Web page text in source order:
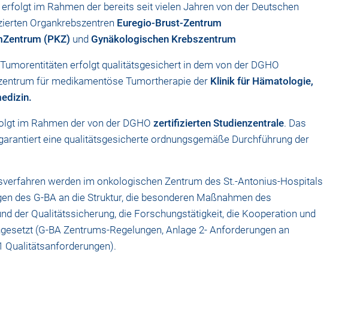
im Rahmen der bereits seit vielen Jahren von der Deutschen
Organkrebszentren Euregio-Brust-Zentrum
(PKZ) und Gynäkologischen Krebszentrum
erfolgt qualitätsgesichert in dem von der DGHO
für medikamentöse Tumortherapie der Klinik für Hämatologie,
.
im Rahmen der von der DGHO zertifizierten Studienzentrale. Das
eine qualitätsgesicherte ordnungsgemäße Durchführung der
werden im onkologischen Zentrum des St.-Antonius-Hospitals
des G-BA an die Struktur, die besonderen Maßnahmen des
der Qualitätssicherung, die Forschungstätigkeit, die Kooperation und
(G-BA Zentrums-Regelungen, Anlage 2- Anforderungen an
Qualitätsanforderungen).